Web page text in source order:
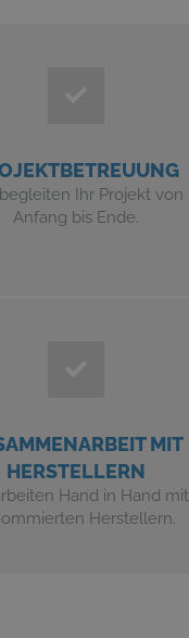
Ihr Projekt von
Anfang bis Ende.
MIT
HERSTELLERN
Hand in Hand mit
Herstellern.